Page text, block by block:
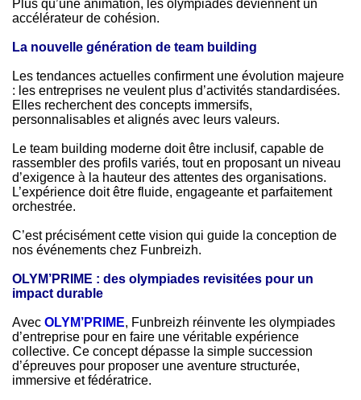
Plus qu’une animation, les olympiades deviennent un
accélérateur de cohésion.
La nouvelle génération de team building
Les tendances actuelles confirment une évolution majeure
: les entreprises ne veulent plus d’activités standardisées.
Elles recherchent des concepts immersifs,
personnalisables et alignés avec leurs valeurs.
Le team building moderne doit être inclusif, capable de
rassembler des profils variés, tout en proposant un niveau
d’exigence à la hauteur des attentes des organisations.
L’expérience doit être fluide, engageante et parfaitement
orchestrée.
C’est précisément cette vision qui guide la conception de
nos événements chez Funbreizh.
OLYM’PRIME : des olympiades revisitées pour un
impact durable
Avec OLYM’PRIME, Funbreizh réinvente les olympiades
d’entreprise pour en faire une véritable expérience
collective. Ce concept dépasse la simple succession
d’épreuves pour proposer une aventure structurée,
immersive et fédératrice.